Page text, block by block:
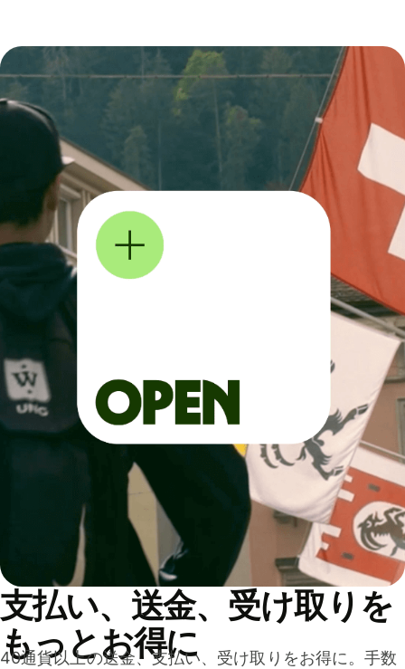
支払い、送金、受け取りを
もっとお得に
40通貨以上の送金、支払い、受け取りをお得に。手数